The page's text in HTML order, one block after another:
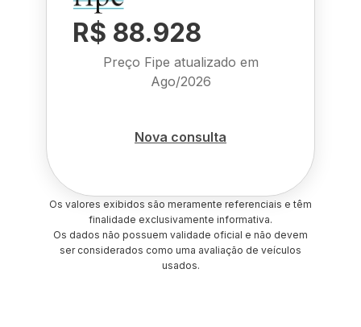
R$ 88.928
Preço Fipe atualizado em
Ago/2026
Nova consulta
Os valores exibidos são meramente referenciais e têm
finalidade exclusivamente informativa.
Os dados não possuem validade oficial e não devem
ser considerados como uma avaliação de veículos
usados.